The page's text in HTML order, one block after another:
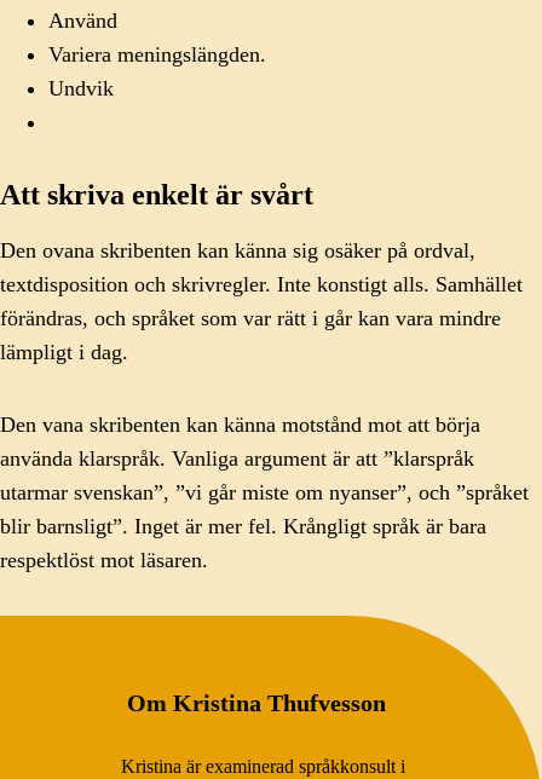
Använd
Variera meningslängden.
Undvik
Att skriva enkelt är svårt
Den ovana skribenten kan känna sig osäker på ordval,
textdisposition och skrivregler. Inte konstigt alls. Samhället
förändras, och språket som var rätt i går kan vara mindre
lämpligt i dag.
Den vana skribenten kan känna motstånd mot att börja
använda klarspråk. Vanliga argument är att ”klarspråk
utarmar svenskan”, ”vi går miste om nyanser”, och ”språket
blir barnsligt”. Inget är mer fel. Krångligt språk är bara
respektlöst mot läsaren.
Om Kristina Thufvesson
Kristina är examinerad språkkonsult i